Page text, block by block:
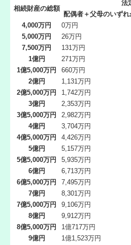
相続財産の総額
法
配偶者＋父母のいずれ
4,000万円
0万円
5,000万円
26万円
7,500万円
131万円
1億円
271万円
1億5,000万円
660万円
2億円
1,131万円
2億5,000万円
1,742万円
3億円
2,353万円
3億5,000万円
2,982万円
4億円
3,704万円
4億5,000万円
4,426万円
5億円
5,157万円
5億5,000万円
5,935万円
6億円
6,713万円
6億5,000万円
7,495万円
7億円
8,301万円
7億5,000万円
9,106万円
8億円
9,912万円
8億5,000万円
1億717万円
9億円
1億1,523万円